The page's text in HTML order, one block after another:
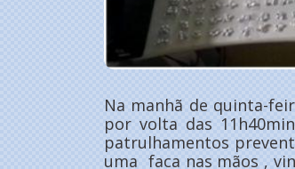
Na manhã de quinta-
por volta das
patrulhamentos
uma faca nas mãos ,